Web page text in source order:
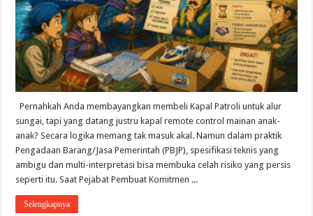
Pernahkah Anda membayangkan membeli Kapal Patroli untuk alur
sungai, tapi yang datang justru kapal remote control mainan anak-
anak? Secara logika memang tak masuk akal. Namun dalam praktik
Pengadaan Barang/Jasa Pemerintah (PBJP), spesifikasi teknis yang
ambigu dan multi-interpretasi bisa membuka celah risiko yang persis
seperti itu. Saat Pejabat Pembuat Komitmen ...
Selengkapnya